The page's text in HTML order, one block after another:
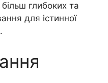
глибоких та
для істинної